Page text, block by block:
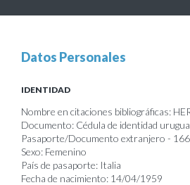
Datos Personales
IDENTIDAD
Nombre en citaciones bibliográficas:
Documento: Cédula de identidad
Pasaporte/Documento extranjero -
Sexo: Femenino
País de pasaporte: Italia
Fecha de nacimiento: 14/04/1959